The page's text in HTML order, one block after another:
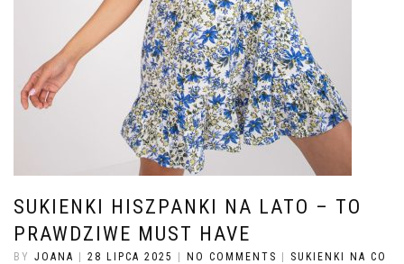
SUKIENKI HISZPANKI NA LATO – TO
PRAWDZIWE MUST HAVE
BY JOANA 28 LIPCA 2025 NO COMMENTS
SUKIENKI NA CO